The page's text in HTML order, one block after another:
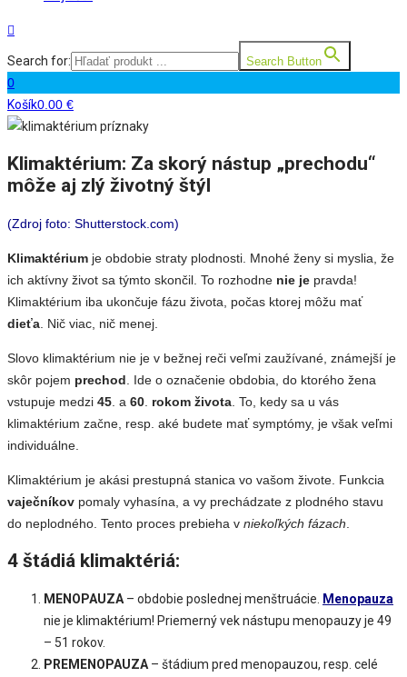
Search for: Search Button
0
Košík0.00 €
Klimaktérium: Za skorý nástup „prechodu“
môže aj zlý životný štýl
(Zdroj foto: Shutterstock.com)
Klimaktérium je obdobie straty plodnosti. Mnohé ženy si myslia, že
ich aktívny život sa týmto skončil. To rozhodne nie je pravda!
Klimaktérium iba ukončuje fázu života, počas ktorej môžu mať
dieťa . Nič viac, nič menej.
Slovo klimaktérium nie je v bežnej reči veľmi zaužívané, známejší je
skôr pojem prechod . Ide o označenie obdobia, do ktorého žena
vstupuje medzi 45 . a 60 rokom života . To, kedy sa u vás
klimaktérium začne, resp. aké budete mať symptómy, je však veľmi
individuálne.
Klimaktérium je akási prestupná stanica vo vašom živote. Funkcia
vaječníkov pomaly vyhasína, a vy prechádzate z plodného stavu
do neplodného. Tento proces prebieha v niekoľkých fázach
4 štádiá klimaktériá:
MENOPAUZA – obdobie poslednej menštruácie.
Menopauza
nie je klimaktérium! Priemerný vek nástupu menopauzy je 49
– 51 rokov.
PREMENOPAUZA – štádium pred menopauzou, resp. celé